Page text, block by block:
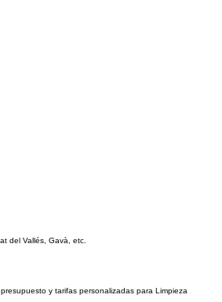
del Vallés, Gavà, etc.
y tarifas personalizadas para Limpieza